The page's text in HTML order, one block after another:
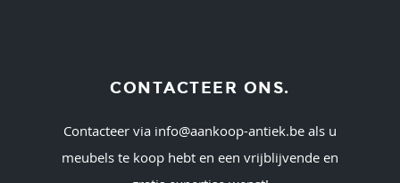
CONTACTEER ONS.
Contacteer via info@aankoop-antiek.be als u
meubels te koop hebt en een vrijblijvende en